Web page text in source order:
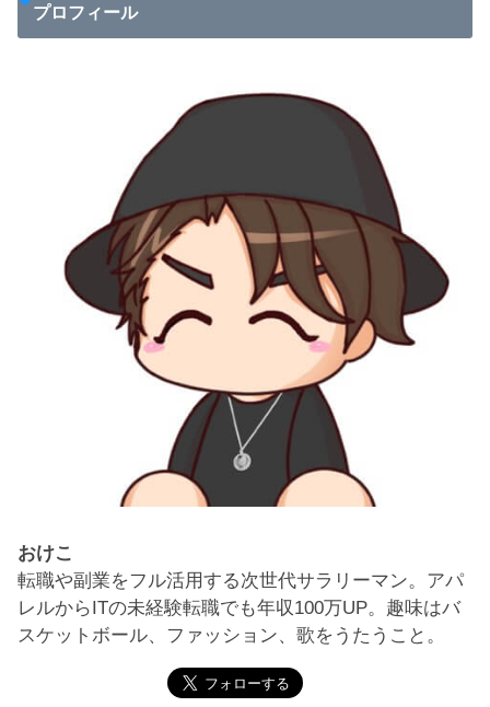
プロフィール
おけこ
転職や副業をフル活用する次世代サラリーマン。アパ
レルからITの未経験転職でも年収100万UP。趣味はバ
スケットボール、ファッション、歌をうたうこと。